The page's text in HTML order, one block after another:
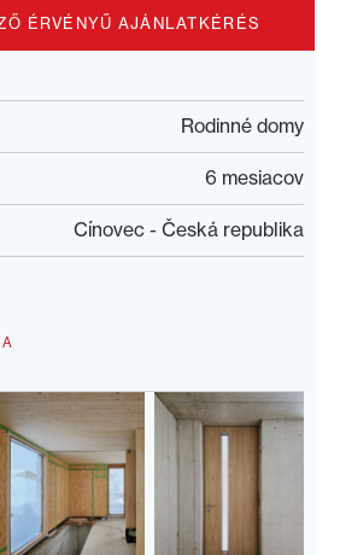
ÉRVÉNYŰ AJÁNLATKÉRÉS
Rodinné domy
6 mesiacov
Cínovec - Česká republika